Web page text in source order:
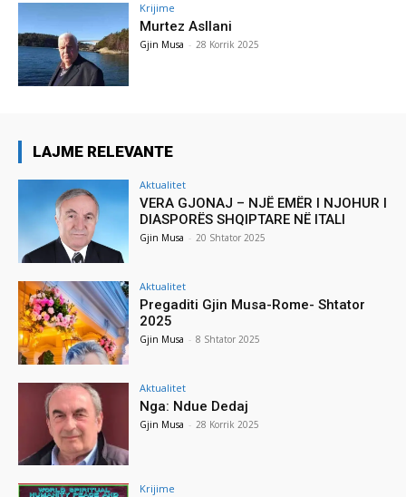
Krijime
Murtez Asllani
Gjin Musa - 28 Korrik 2025
LAJME RELEVANTE
Aktualitet
VERA GJONAJ – NJË EMËR I NJOHUR I
DIASPORËS SHQIPTARE NË ITALI
Gjin Musa - 20 Shtator 2025
Aktualitet
Pregaditi Gjin Musa-Rome- Shtator
2025
Gjin Musa - 8 Shtator 2025
Aktualitet
Nga: Ndue Dedaj
Gjin Musa - 28 Korrik 2025
Krijime